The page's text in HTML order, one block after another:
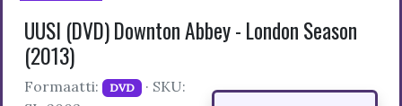
UUSI (DVD) Downton Abbey - London Season
(2013)
Formaatti: DVD · SKU: